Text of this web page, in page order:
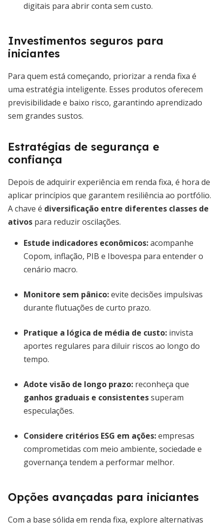
digitais para abrir conta sem custo.
Investimentos seguros para
iniciantes
Para quem está começando, priorizar a renda fixa é
uma estratégia inteligente. Esses produtos oferecem
previsibilidade e baixo risco, garantindo aprendizado
sem grandes sustos.
Estratégias de segurança e
confiança
Depois de adquirir experiência em renda fixa, é hora de
aplicar princípios que garantem resiliência ao portfólio.
A chave é diversificação entre diferentes classes de
ativos para reduzir oscilações.
Estude indicadores econômicos:acompanhe
Copom, inflação, PIB e Ibovespa para entender o
cenário macro.
Monitore sem pânico:evite decisões impulsivas
durante flutuações de curto prazo.
Pratique a lógica de média de custo: invista
aportes regulares para diluir riscos ao longo do
tempo.
Adote visão de longo prazo: reconheça que
ganhos graduais e consistentessuperam
especulações.
Considere critérios ESG em ações:empresas
comprometidas com meio ambiente, sociedade e
governança tendem a performar melhor.
Opções avançadas para iniciantes
Com a base sólida em renda fixa, explore alternativas